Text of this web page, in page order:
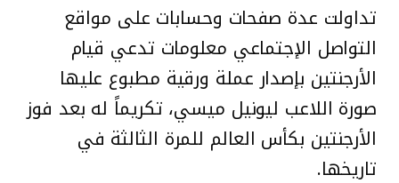
تداولت عدة صفحات وحسابات على مواقع
التواصل الإجتماعي معلومات تدعي قيام
الأرجنتين بإصدار عملة ورقية مطبوع عليها
صورة اللاعب ليونيل ميسي، تكريماً له بعد فوز
الأرجنتين بكأس العالم للمرة الثالثة في
تاريخها.